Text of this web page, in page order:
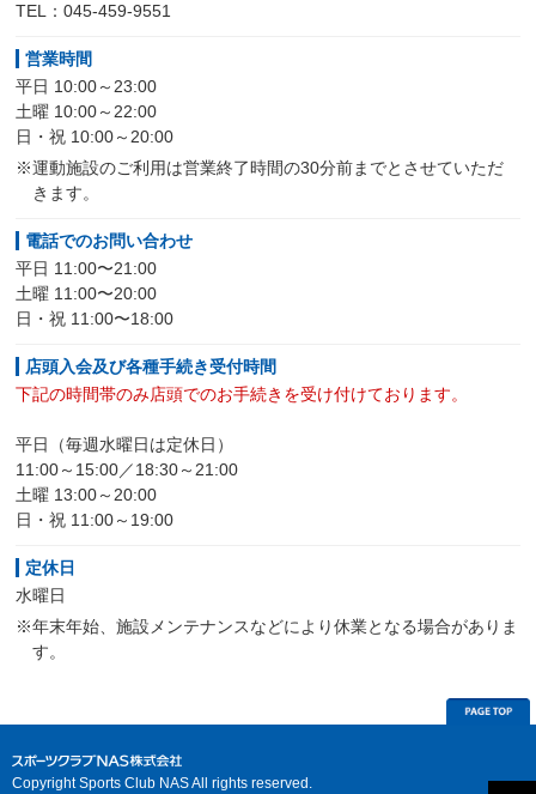
TEL：045-459-9551
営業時間
平日 10:00～23:00
土曜 10:00～22:00
日・祝 10:00～20:00
※運動施設のご利用は営業終了時間の30分前までとさせていただ
きます。
電話でのお問い合わせ
平日 11:00〜21:00
土曜 11:00〜20:00
日・祝 11:00〜18:00
店頭入会及び各種手続き受付時間
下記の時間帯のみ店頭でのお手続きを受け付けております。
平日（毎週水曜日は定休日）
11:00～15:00／18:30～21:00
土曜 13:00～20:00
日・祝 11:00～19:00
定休日
水曜日
※年末年始、施設メンテナンスなどにより休業となる場合がありま
す。
Copyright Sports Club NAS All rights reserved.